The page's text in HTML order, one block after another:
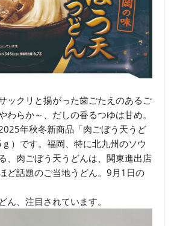
ックリと揚がった歯ごたえのあるご
わらか～、だしの香るつゆは甘め。
年秋冬新商品「肉ごぼう天うど
）です。福岡、特に北九州のソウ
、肉ごぼう天うどんは、関東進出店
ど話題のご当地うどん。9月1日の
ん、注目されています。